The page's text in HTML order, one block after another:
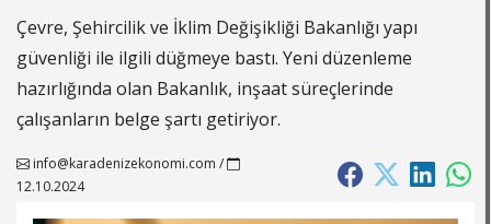
Çevre, Şehircilik ve İklim Değişikliği Bakanlığı yapı
güvenliği ile ilgili düğmeye bastı. Yeni düzenleme
hazırlığında olan Bakanlık, inşaat süreçlerinde
çalışanların belge şartı getiriyor.
info@karadenizekonomi.com /
12.10.2024